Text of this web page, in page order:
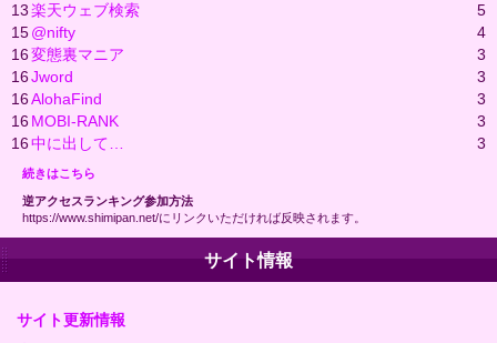
13楽天ウェブ検索
5
15@nifty
4
16変態裏マニア
3
16Jword
3
16AlohaFind
3
16MOBI-RANK
3
16中に出して… 3
続きはこちら
逆アクセスランキング参加方法
https://www.shimipan.net/にリンクいただければ反映されます。
サイト情報
サイト更新情報